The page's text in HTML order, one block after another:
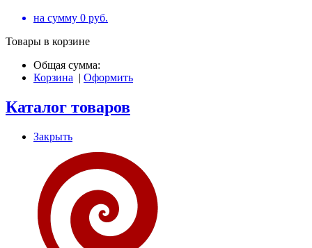
на сумму 0 руб.
Товары в корзине
Общая сумма:
Корзина | Оформить
Каталог товаров
Закрыть